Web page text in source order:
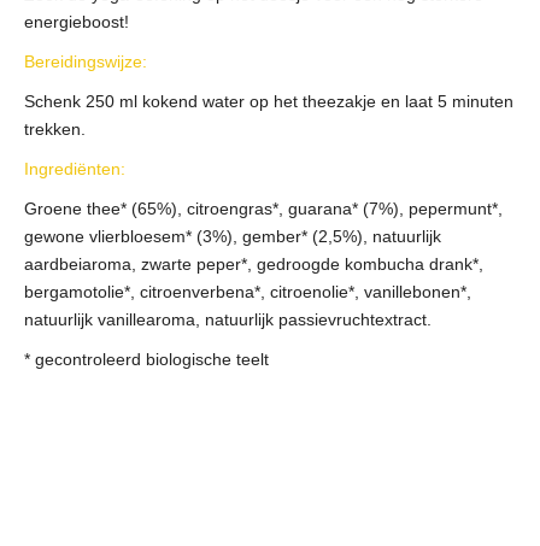
energieboost!
Bereidingswijze:
Schenk 250 ml kokend water op het theezakje en laat 5 minuten
trekken.
Ingrediënten:
Groene thee* (65%), citroengras*, guarana* (7%), pepermunt*,
gewone vlierbloesem* (3%), gember* (2,5%), natuurlijk
aardbeiaroma, zwarte peper*, gedroogde kombucha drank*,
bergamotolie*, citroenverbena*, citroenolie*, vanillebonen*,
natuurlijk vanillearoma, natuurlijk passievruchtextract.
* gecontroleerd biologische teelt